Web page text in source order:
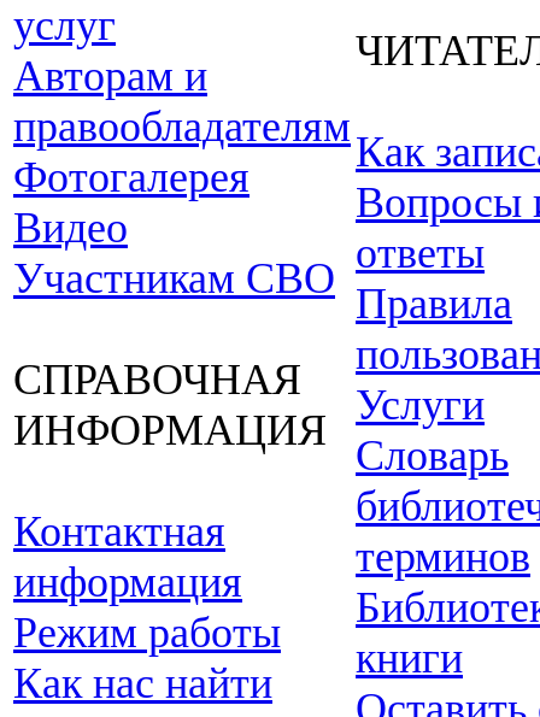
услуг
Авторам и
правообладателям
Фотогалерея
Видео
Участникам СВО
СПРАВОЧНАЯ
ИНФОРМАЦИЯ
Контактная
информация
Режим работы
Как нас найти
Как
Вопросы
ответы
Правила
Услуги
Словарь
терминов
книги